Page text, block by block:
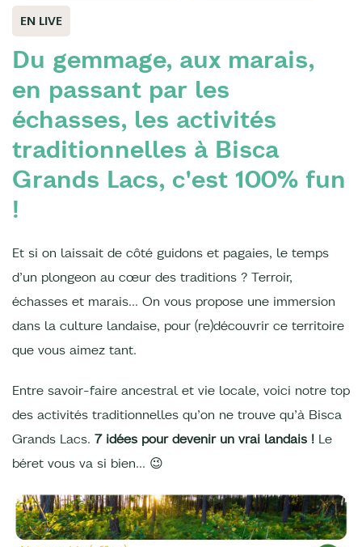
EN LIVE
Du gemmage, aux marais,
en passant par les
échasses, les activités
traditionnelles à Bisca
Grands Lacs, c'est 100% fun
!
Et si on laissait de côté guidons et pagaies, le temps
d’un plongeon au cœur des traditions ? Terroir,
échasses et marais… On vous propose une immersion
dans la culture landaise, pour (re)découvrir ce territoire
que vous aimez tant.
Entre savoir-faire ancestral et vie locale, voici notre top
des activités traditionnelles qu’on ne trouve qu’à Bisca
Grands Lacs. 7 idées pour devenir un vrai landais ! Le
béret vous va si bien… 😉